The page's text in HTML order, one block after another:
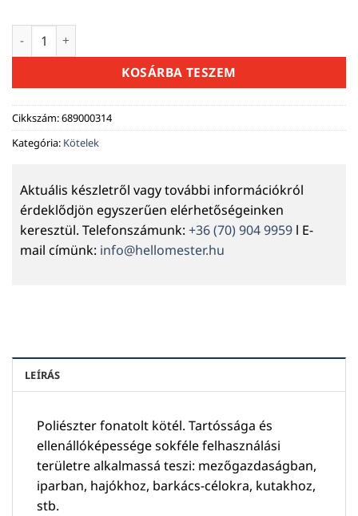
Kötél poliészter 14mm x 100m mennyiség
KOSÁRBA TESZEM
Cikkszám:689000314
Kategória: Kötelek
Aktuális készletről vagy további információkról
érdeklődjön egyszerűen elérhetőségeinken
keresztül. Telefonszámunk: +36 (70) 904 9959 l E-
mail címünk: info@hellomester.hu
LEÍRÁS
Poliészter fonatolt kötél. Tartóssága és
ellenállóképessége sokféle felhasználási
területre alkalmassá teszi: mezőgazdaságban,
iparban, hajókhoz, barkács-célokra, kutakhoz,
stb.